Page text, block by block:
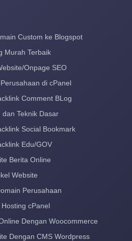
Custom ke Blogspot
Murah Terbaik
Onpage SEO
di cPanel
Comment BLog
dan Teknik Dasar
Social Bookmark
Edu/GOV
Berita Online
Website
Perusahaan
cPanel
Dengan Woocommerce
Dengan CMS Wordpress